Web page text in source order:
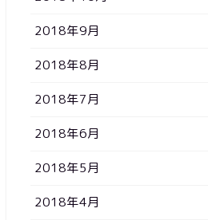
2018年9月
2018年8月
2018年7月
2018年6月
2018年5月
2018年4月